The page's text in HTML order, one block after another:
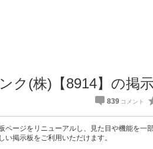
ク(株)【8914】の掲
839
ページをリニューアルし、見た目や機能を一
い掲示板をご利用いただけます。